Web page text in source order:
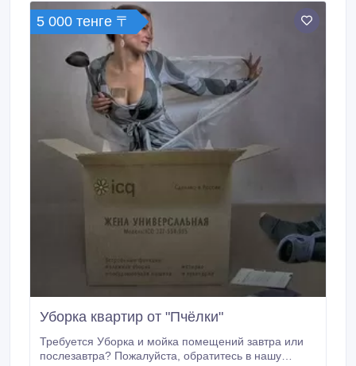
часовая оплата, постоянным клиентам скидки,
уборка строительного мусора в квартире жилого
дома, убрать территорию, вывезти мусор с частного
5 000 тенге 〒
Уборка квартир от "Пчёлки"
Требуется Уборка и мойка помещений завтра или
послезавтра? Пожалуйста, обратитесь в нашу